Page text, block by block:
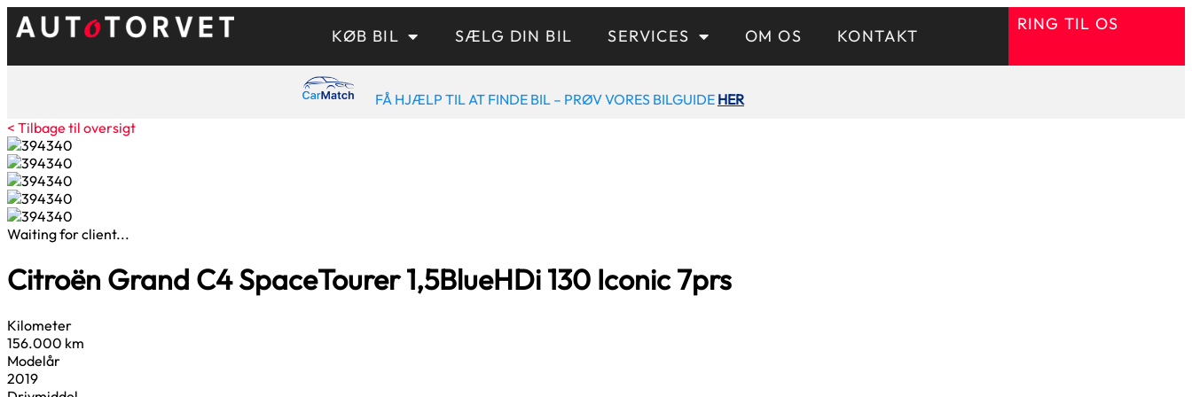
KØB BIL SÆLG DIN BIL SERVICES OM OS KONTAKT
RING TIL OS
FÅ HJÆLP TIL AT FINDE BIL – PRØV VORES BILGUIDE HER
< Tilbage til oversigt
Waiting for client...
Citroën Grand C4 SpaceTourer1,5BlueHDi 130 Iconic 7prs
Kilometer
156.000 km
Modelår
2019